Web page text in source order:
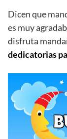
Dicen que
es muy
disfruta
dedicatorias